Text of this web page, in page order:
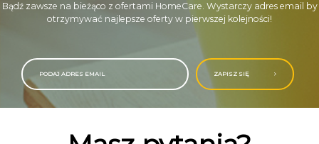
Bądź zawsze na bieżąco z ofertami HomeCare. Wystarczy adres email by
otrzymywać najlepsze oferty w pierwszej kolejności!
ZAPISZ SIĘ